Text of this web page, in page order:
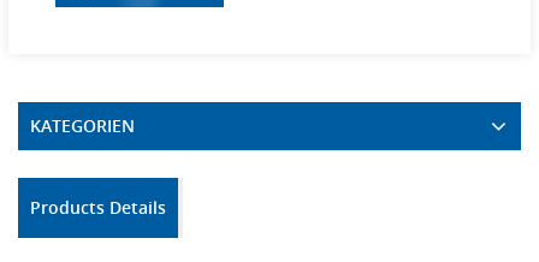
KATEGORIEN
Products Details